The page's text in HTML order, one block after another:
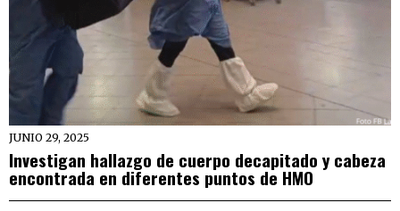
JUNIO 29, 2025
Investigan hallazgo de cuerpo decapitado y cabeza
encontrada en diferentes puntos de HMO